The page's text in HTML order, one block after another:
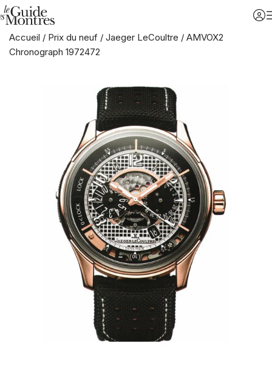
Accueil / Prix du neuf / Jaeger LeCoultre / AMVOX2
Chronograph 1972472